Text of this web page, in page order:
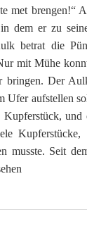
met brengen!“
dem er zu
betrat die
mit Mühe
bringen. Der
Ufer aufstellen
und
Kupferstücke,
musste. Seit